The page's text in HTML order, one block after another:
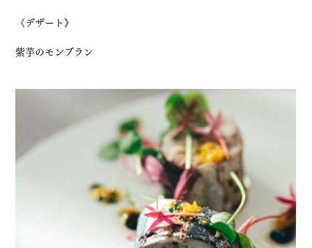
《デザート》
紫芋のモンブラン